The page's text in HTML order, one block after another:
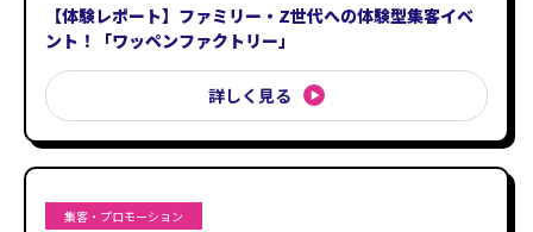
【体験レポート】ファミリー・Z世代への体験型集客イベ
ント！「ワッペンファクトリー」
詳しく見る
集客・プロモーション